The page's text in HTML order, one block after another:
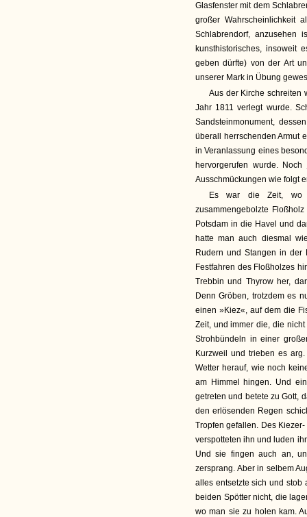
Glasfenster mit dem
großer Wahrscheinlichkeit
Schlabrendorf, anzusehen
kunsthistorisches,
geben dürfte) von der Art
unserer Mark in Übung
Aus der Kirche schreiten
Jahr 1811 verlegt wurde.
Sandsteinmonument,
überall herrschenden Armut
in Veranlassung eines
hervorgerufen wurde.
Ausschmückungen wie folgt
Es war die Zeit, wo
zusammengebolzte
Potsdam in die Havel und
hatte man auch diesmal
Rudern und Stangen in der
Festfahren des Floßholzes
Trebbin und Thyrow her,
Denn Gröben, trotzdem es
einen »Kiez«, auf dem die
Zeit, und immer die, die
Strohbündeln in einer
Kurzweil und trieben es
Wetter herauf, wie noch
am Himmel hingen. Und
getreten und betete zu Gott,
den erlösenden Regen
Tropfen gefallen. Des
verspotteten ihn und luden
Und sie fingen auch an,
zersprang. Aber in selbem
alles entsetzte sich und
beiden Spötter nicht, die
wo man sie zu holen kam.